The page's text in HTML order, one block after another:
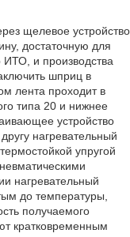
щелевое устройство
достаточную для
и производства
шприц в
лента проходит в
типа 20 и нижнее
устройство
нагревательный
упругой
нагревательный
до температуры,
получаемого
кратковременным